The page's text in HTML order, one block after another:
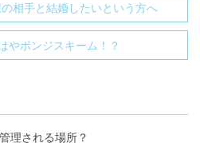
相手と結婚したいという方へ
やポンジスキーム！？
理される場所？